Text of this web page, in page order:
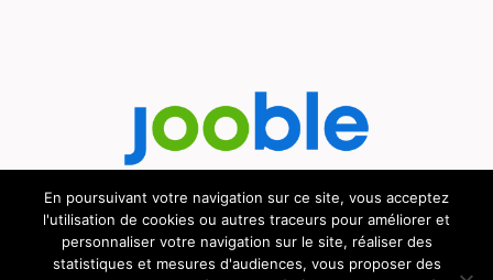
Découvrez le métier de la cuisine.
En poursuivant votre navigation sur ce site, vous acceptez
l'utilisation de cookies ou autres traceurs pour améliorer et
personnaliser votre navigation sur le site, réaliser des
statistiques et mesures d'audiences, vous proposer des